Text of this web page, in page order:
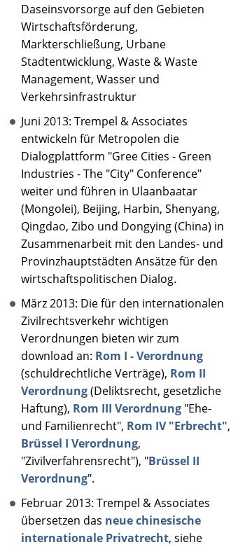
Daseinsvorsorge auf den Gebieten
Wirtschaftsförderung,
Markterschließung, Urbane
Stadtentwicklung, Waste & Waste
Management, Wasser und
Verkehrsinfrastruktur
Juni 2013: Trempel & Associates
entwickeln für Metropolen die
Dialogplattform "Gree Cities - Green
Industries - The "City" Conference"
weiter und führen in Ulaanbaatar
(Mongolei), Beijing, Harbin, Shenyang,
Qingdao, Zibo und Dongying (China) in
Zusammenarbeit mit den Landes- und
Provinzhauptstädten Ansätze für den
wirtschaftspolitischen Dialog.
März 2013: Die für den internationalen
Zivilrechtsverkehr wichtigen
Verordnungen bieten wir zum
download an: Rom I - Verordnung
(schuldrechtliche Verträge), Rom II
Verordnung(Deliktsrecht, gesetzliche
Haftung), Rom III Verordnung "Ehe-
und Familienrecht", Rom IV "Erbrecht",
Brüssel I Verordnung,
"Zivilverfahrensrecht"), "Brüssel II
Verordnung".
Februar 2013: Trempel & Associates
übersetzen das neue chinesische
internationale Privatrecht, siehe